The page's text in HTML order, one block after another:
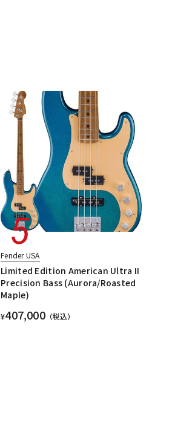
Fender USA
Limited Edition American Ultra II
Precision Bass (Aurora/Roasted
Maple)
¥407,000（税込）